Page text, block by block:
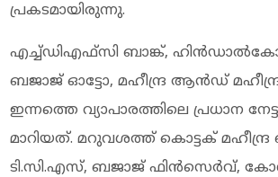
പ്രകടമായിരുന്നു.
എച്ച്‌ഡിഎഫ്‌സി ബാങ്ക്,
ബജാജ് ഓട്ടോ, മഹീന്ദ്ര ആൻഡ്
ഇന്നത്തെ വ്യാപാരത്തിലെ പ്രധാന
മാറിയത്. മറുവശത്ത് കൊട്ടക് മഹീന്ദ്ര
ടി.സി.എസ്, ബജാജ് ഫിൻസെർവ്,